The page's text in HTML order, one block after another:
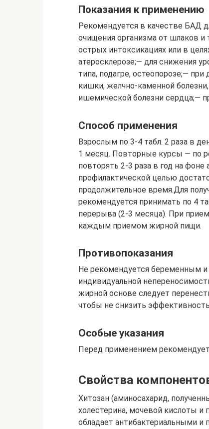
Показания к применению
Рекомендуется в качестве БАД
очищения организма от шлаков и
острых интоксикациях или в
атеросклерозе;— для снижения
типа, подагре, остеопорозе;—
кишки, желчно-каменной
ишемической болезни сердца;—
Способ применения
Взрослым по 3-4 табл. 2 раза в
1 месяц. Повторные курсы — по
повторять 2-3 раза в год на
профилактической целью
продолжительное время.Для
рекомендуется принимать по 4
перерыва (2-3 месяца). При
каждым приемом жирной пищи.
Противопоказания
Не рекомендуется беременным
индивидуальной
жирной основе следует
чтобы не снизить
Особые указания
Перед применением
Свойства
Хитозан (аминосахарид,
холестерина, мочевой кислоты
обладает антибактериальными